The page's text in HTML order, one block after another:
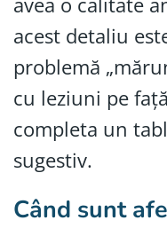
acest detaliu
problemă
cu leziuni pe
completa un
sugestiv.
Când sunt